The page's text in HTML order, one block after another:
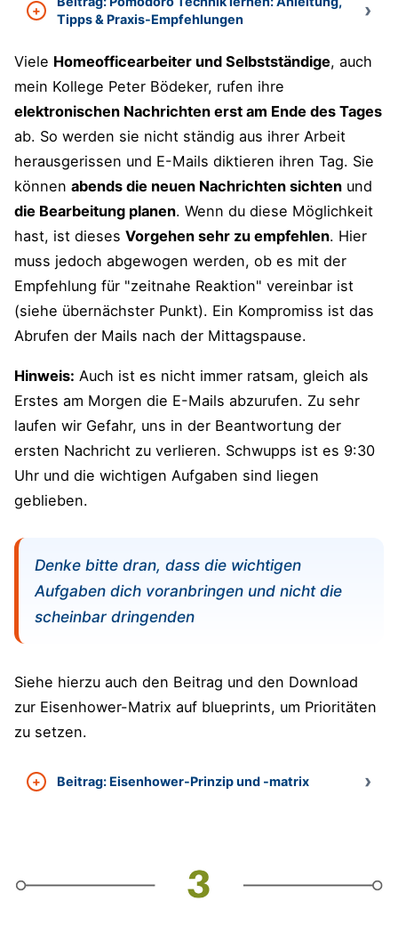
Tipps & Praxis-Empfehlungen
Viele Homeofficearbeiter und Selbstständige, auch
mein Kollege Peter Bödeker, rufen ihre
elektronischen Nachrichten erst am Ende des Tages
ab. So werden sie nicht ständig aus ihrer Arbeit
herausgerissen und E-Mails diktieren ihren Tag. Sie
können abends die neuen Nachrichten sichten und
die Bearbeitung planen. Wenn du diese Möglichkeit
hast, ist dieses Vorgehen sehr zu empfehlen. Hier
muss jedoch abgewogen werden, ob es mit der
Empfehlung für "zeitnahe Reaktion" vereinbar ist
(siehe übernächster Punkt). Ein Kompromiss ist das
Abrufen der Mails nach der Mittagspause.
Hinweis: Auch ist es nicht immer ratsam, gleich als
Erstes am Morgen die E-Mails abzurufen. Zu sehr
laufen wir Gefahr, uns in der Beantwortung der
ersten Nachricht zu verlieren. Schwupps ist es 9:30
Uhr und die wichtigen Aufgaben sind liegen
geblieben.
Denke bitte dran, dass die wichtigen
Aufgaben dich voranbringen und nicht die
scheinbar dringenden
Siehe hierzu auch den Beitrag und den Download
zur Eisenhower-Matrix auf blueprints, um Prioritäten
zu setzen.
Beitrag: Eisenhower-Prinzip und -matrix